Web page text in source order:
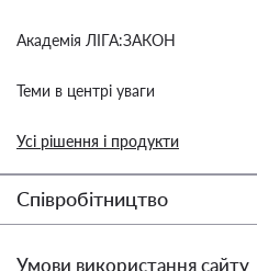
Академія ЛІГА:ЗАКОН
Теми в центрі уваги
Усі рішення і продукти
Співробітництво
Умови використання сайту